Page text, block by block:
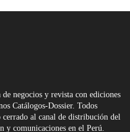
negocios y revista con ediciones
Catálogos-Dossier. Todos
al canal de distribución del
y comunicaciones en el Perú.